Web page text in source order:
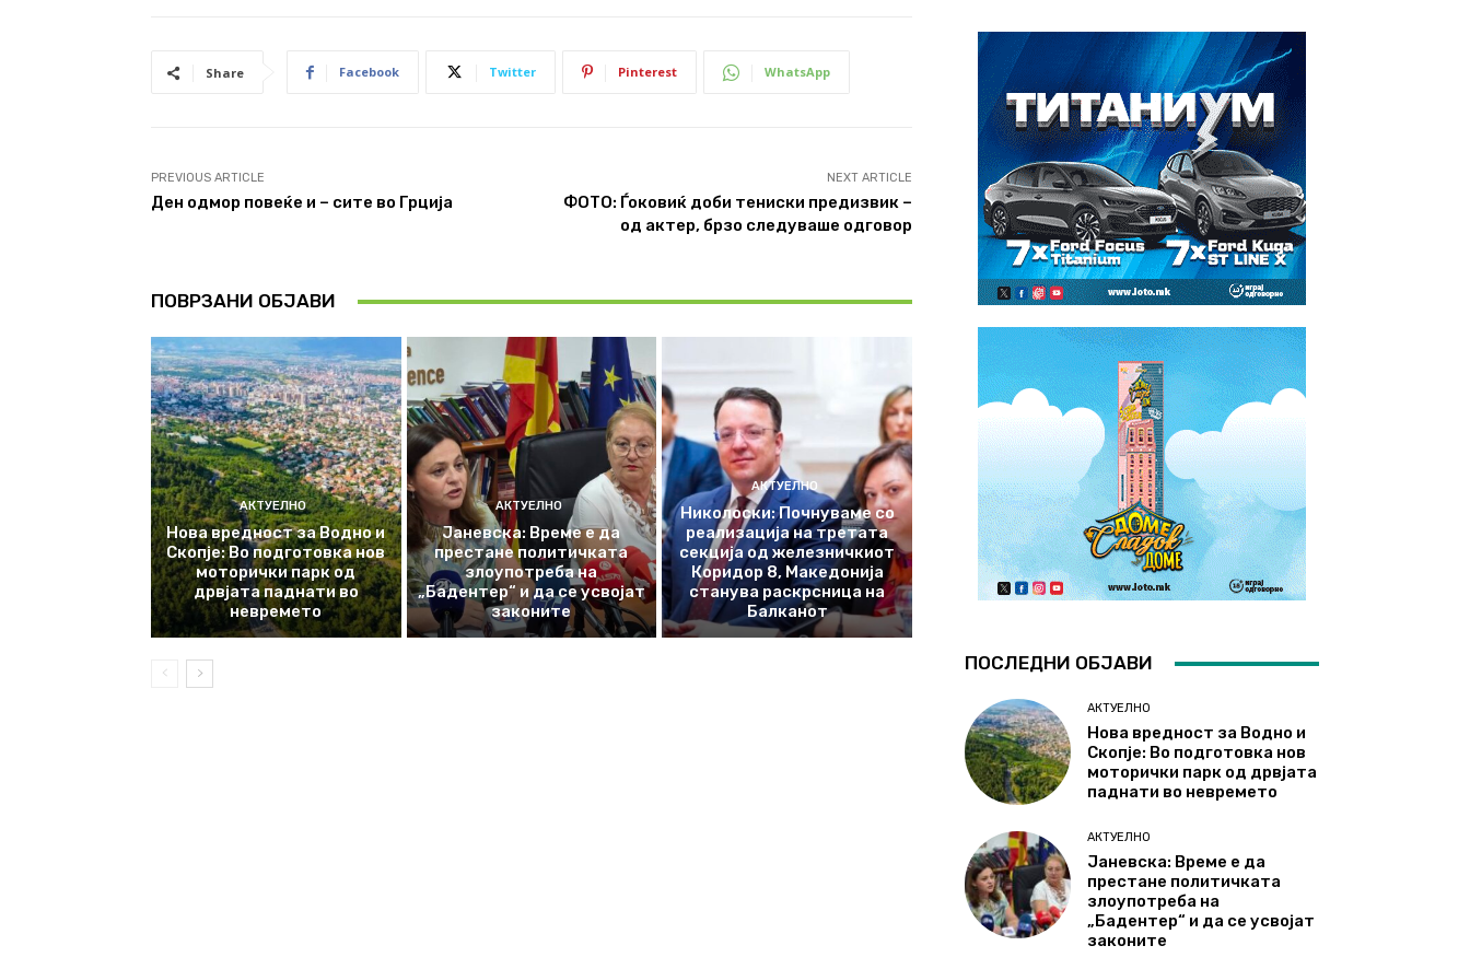
Share Facebook Twitter Pinterest WhatsApp
PREVIOUS ARTICLE
Ден одмор повеќе и – сите во Грција
NEXT ARTICLE
ФОТО: Ѓоковиќ доби тениски предизвик –
од актер, брзо следуваше одговор
ПОВРЗАНИ ОБЈАВИ
АКТУЕЛНО
Нова вредност за Водно и
Скопје: Во подготовка нов
моторички парк од
дрвјата паднати во
невремето
АКТУЕЛНО
Јаневска: Време е да
престане политичката
злоупотреба на
„Бадентер“ и да се усвојат
законите
АКТУЕЛНО
Николоски: Почнуваме со
реализација на третата
секција од железничкиот
Коридор 8, Македонија
станува раскрсница на
Балканот
ПОСЛЕДНИ ОБЈАВИ
АКТУЕЛНО
Нова вредност за Водно и
Скопје: Во подготовка нов
моторички парк од дрвјата
паднати во невремето
АКТУЕЛНО
Јаневска: Време е да
престане политичката
злоупотреба на
„Бадентер“ и да се усвојат
законите